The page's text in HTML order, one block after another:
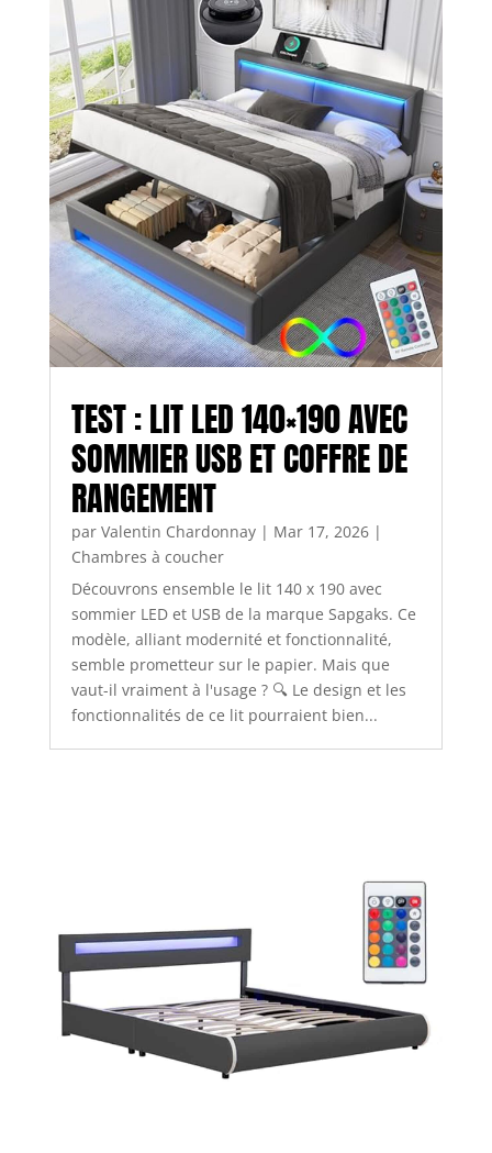
TEST : LIT LED 140×190 AVEC
SOMMIER USB ET COFFRE DE
RANGEMENT
par Valentin Chardonnay| Mar 17, 2026|
Chambres à coucher
Découvrons ensemble le lit 140 x 190 avec
sommier LED et USB de la marque Sapgaks. Ce
modèle, alliant modernité et fonctionnalité,
semble prometteur sur le papier. Mais que
vaut-il vraiment à l'usage ? 🔍 Le design et les
fonctionnalités de ce lit pourraient bien...